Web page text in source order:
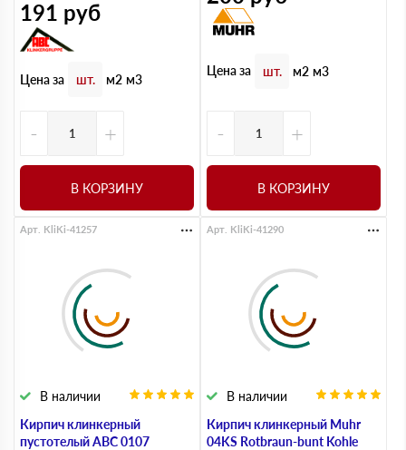
191 руб
Цена за шт. м2 м3
- +
В КОРЗИНУ
Цена за шт. м2 м3
- +
В КОРЗИНУ
Кирпич клинкерный
пустотелый ABC 0107
В наличии
Арт. KliKi-41257
Кирпич клинкерный Muhr
04KS Rotbraun-bunt Kohle
В наличии
Арт. KliKi-41290